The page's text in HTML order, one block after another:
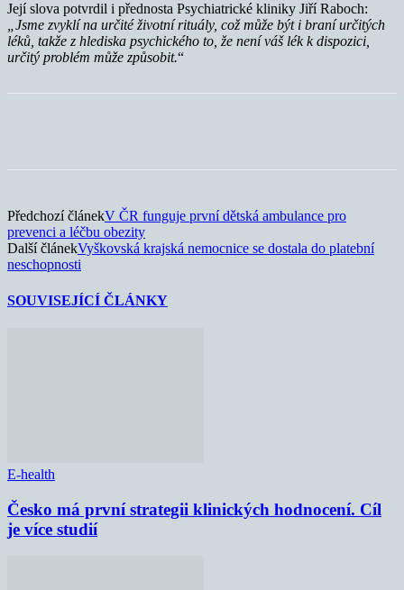
Její slova potvrdil i přednosta Psychiatrické kliniky Jiří Raboch:
„Jsme zvyklí na určité životní rituály, což může být i braní určitých
léků, takže z hlediska psychického to, že není váš lék k dispozici,
určitý problém může způsobit.“
Předchozí článekV ČR funguje první dětská ambulance pro
prevenci a léčbu obezity
Další článekVyškovská krajská nemocnice se dostala do platební
neschopnosti
SOUVISEJÍCÍ ČLÁNKY
E-health
Česko má první strategii klinických hodnocení. Cíl
je více studií